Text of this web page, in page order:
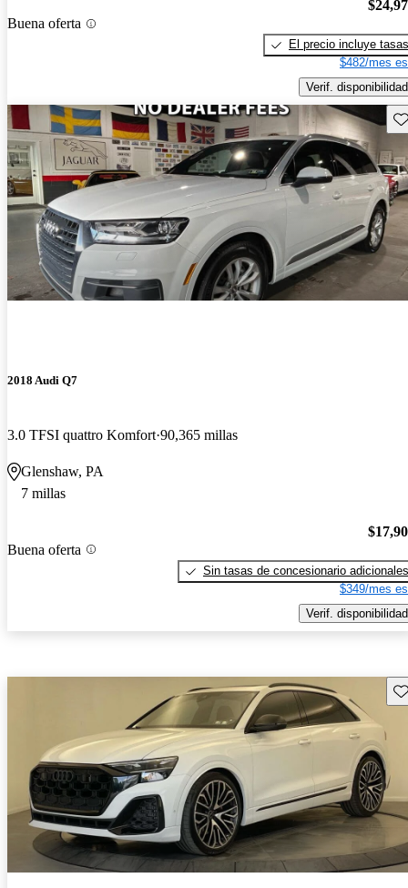
Buena oferta
El precio incluye tasas
$482/mes
Verif. disponibilidad
2018 Audi Q7
3.0 TFSI quattro Komfort 90,365 millas
Glenshaw, PA
7 millas
Buena oferta
Sin tasas de concesionario adicionales
$349/mes
Verif. disponibilidad